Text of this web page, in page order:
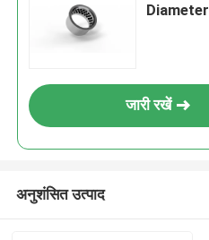
Diameter
जारी रखें
अनुशंसित उत्पाद